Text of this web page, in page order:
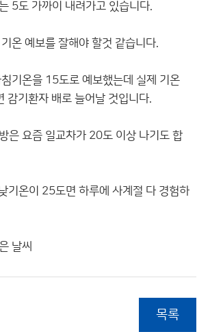
5도 가까이 내려가고 있습니다.
온 예보를 잘해야 할것 같습니다.
기온을 15도로 예보했는데 실제 기온
감기환자 배로 늘어날 것입니다.
은 요즘 일교차가 20도 이상 나기도 합
기온이 25도면 하루에 사계절 다 경험하
날씨
목록